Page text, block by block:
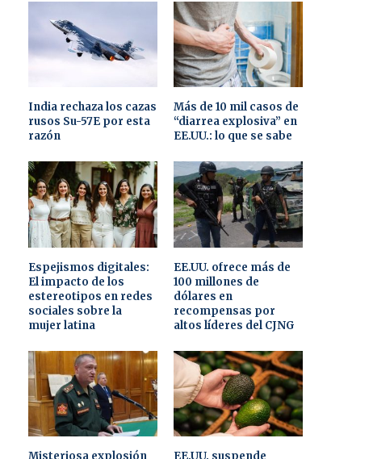
India rechaza los cazas
rusos Su-57E por esta
razón
Más de 10 mil casos de
“diarrea explosiva” en
EE.UU.: lo que se sabe
Espejismos digitales:
El impacto de los
estereotipos en redes
sociales sobre la
mujer latina
EE.UU. ofrece más de
100 millones de
dólares en
recompensas por
altos líderes del CJNG